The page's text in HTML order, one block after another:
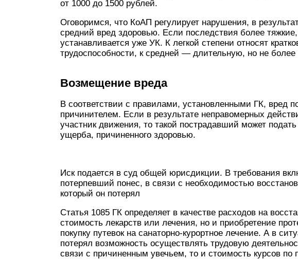
от 1000 до 1500 рублей.
Оговоримся, что КоАП регулирует нарушения, в
средний вред здоровью. Если последствия более
устанавливается уже УК. К легкой степени относят
трудоспособности, к средней — длительную, но не
Возмещение вреда
В соответствии с правилами, установленными ГК, вред
причинителем. Если в результате неправомерных
участник движения, то такой пострадавший может
ущерба, причиненного здоровью.
Иск подается в суд общей юрисдикции. В требования
потерпевший понес, в связи с необходимостью
который он потерял
Статья 1085 ГК определяет в качестве расходов на
стоимость лекарств или лечения, но и приобретение
покупку путевок на санаторно-курортное лечение. А в
потерял возможность осуществлять трудовую
связи с причиненным увечьем, то и стоимость курсов по